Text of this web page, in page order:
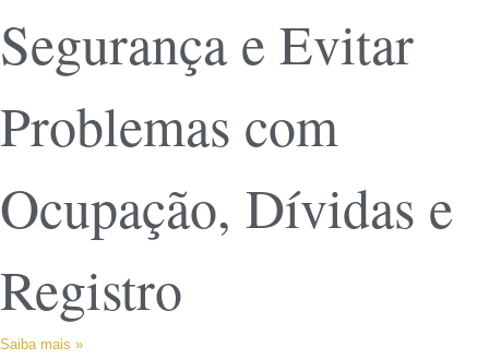
Segurança e Evitar
Problemas com
Ocupação, Dívidas e
Registro
Saiba mais »